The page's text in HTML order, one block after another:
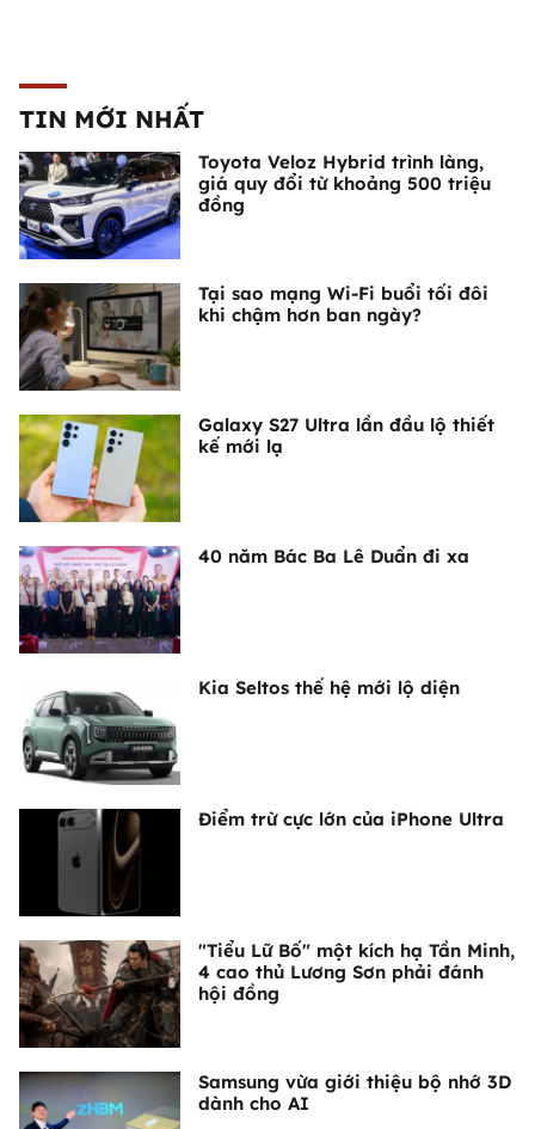
TIN MỚI NHẤT
Toyota Veloz Hybrid trình làng,
giá quy đổi từ khoảng 500 triệu
đồng
Tại sao mạng Wi-Fi buổi tối đôi
khi chậm hơn ban ngày?
Galaxy S27 Ultra lần đầu lộ thiết
kế mới lạ
40 năm Bác Ba Lê Duẩn đi xa
Kia Seltos thế hệ mới lộ diện
Điểm trừ cực lớn của iPhone Ultra
"Tiểu Lữ Bố" một kích hạ Tần Minh,
4 cao thủ Lương Sơn phải đánh
hội đồng
Samsung vừa giới thiệu bộ nhớ 3D
dành cho AI